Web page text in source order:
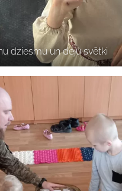
dziesmu un deju svētki